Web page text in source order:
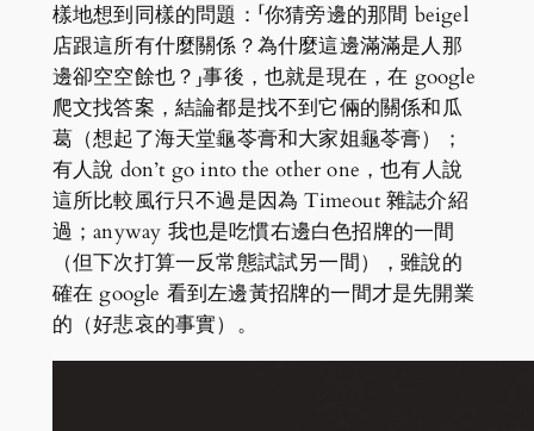
樣地想到同樣的問題：「你猜旁邊的那間 beigel
店跟這所有什麼關係？為什麼這邊滿滿是人那
邊卻空空餘也？」事後，也就是現在，在 google
爬文找答案，結論都是找不到它倆的關係和瓜
葛（想起了海天堂龜苓膏和大家姐龜苓膏）；
有人說 don’t go into the other one，也有人說
這所比較風行只不過是因為 Timeout 雜誌介紹
過；anyway 我也是吃慣右邊白色招牌的一間
（但下次打算一反常態試試另一間），雖說的
確在 google 看到左邊黃招牌的一間才是先開業
的（好悲哀的事實）。